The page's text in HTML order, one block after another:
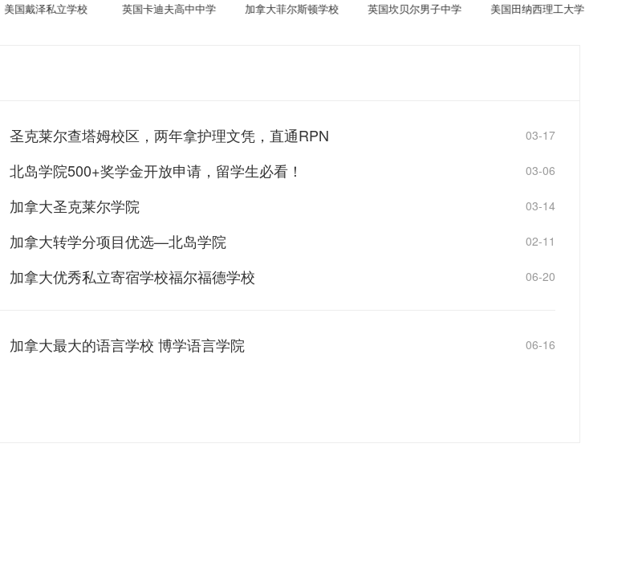
美国戴泽私立学校 英国卡迪夫高中中学 加拿大菲尔斯顿学校 英国坎贝尔男子中学 美国田纳西理工大学
圣克莱尔查塔姆校区，两年拿护理文凭，直通RPN 03-17
北岛学院500+奖学金开放申请，留学生必看！ 03-06
加拿大圣克莱尔学院 03-14
加拿大转学分项目优选—北岛学院 02-11
加拿大优秀私立寄宿学校福尔福德学校 06-20
加拿大最大的语言学校 博学语言学院 06-16